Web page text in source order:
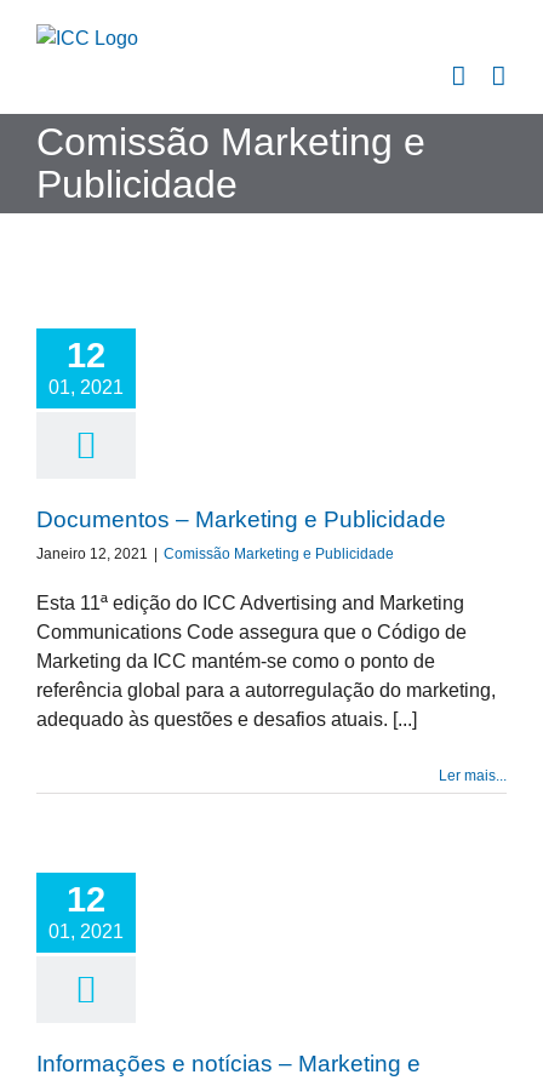
Comissão Marketing e
Publicidade
12
01, 2021
Documentos – Marketing e Publicidade
Janeiro 12, 2021 Comissão Marketing e Publicidade
Esta 11ª edição do ICC Advertising and Marketing
Communications Code assegura que o Código de
Marketing da ICC mantém-se como o ponto de
referência global para a autorregulação do marketing,
adequado às questões e desafios atuais. [...]
Ler mais...
12
01, 2021
Informações e notícias – Marketing e